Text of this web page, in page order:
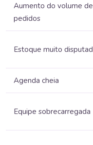
Aumento do volume de
pedidos
Estoque muito
Agenda cheia
Equipe sobrecarregada